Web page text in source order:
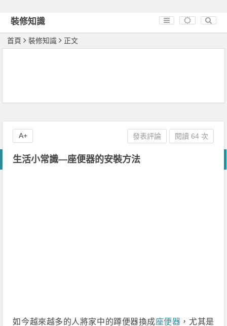
裝修知識
首頁 裝修知識 正文
生活小常識—座便器的安裝方法
如今越來越多的人將家中的蹲便器換成座便器 ，尤其是
發表評論 閱讀 64 次
A+